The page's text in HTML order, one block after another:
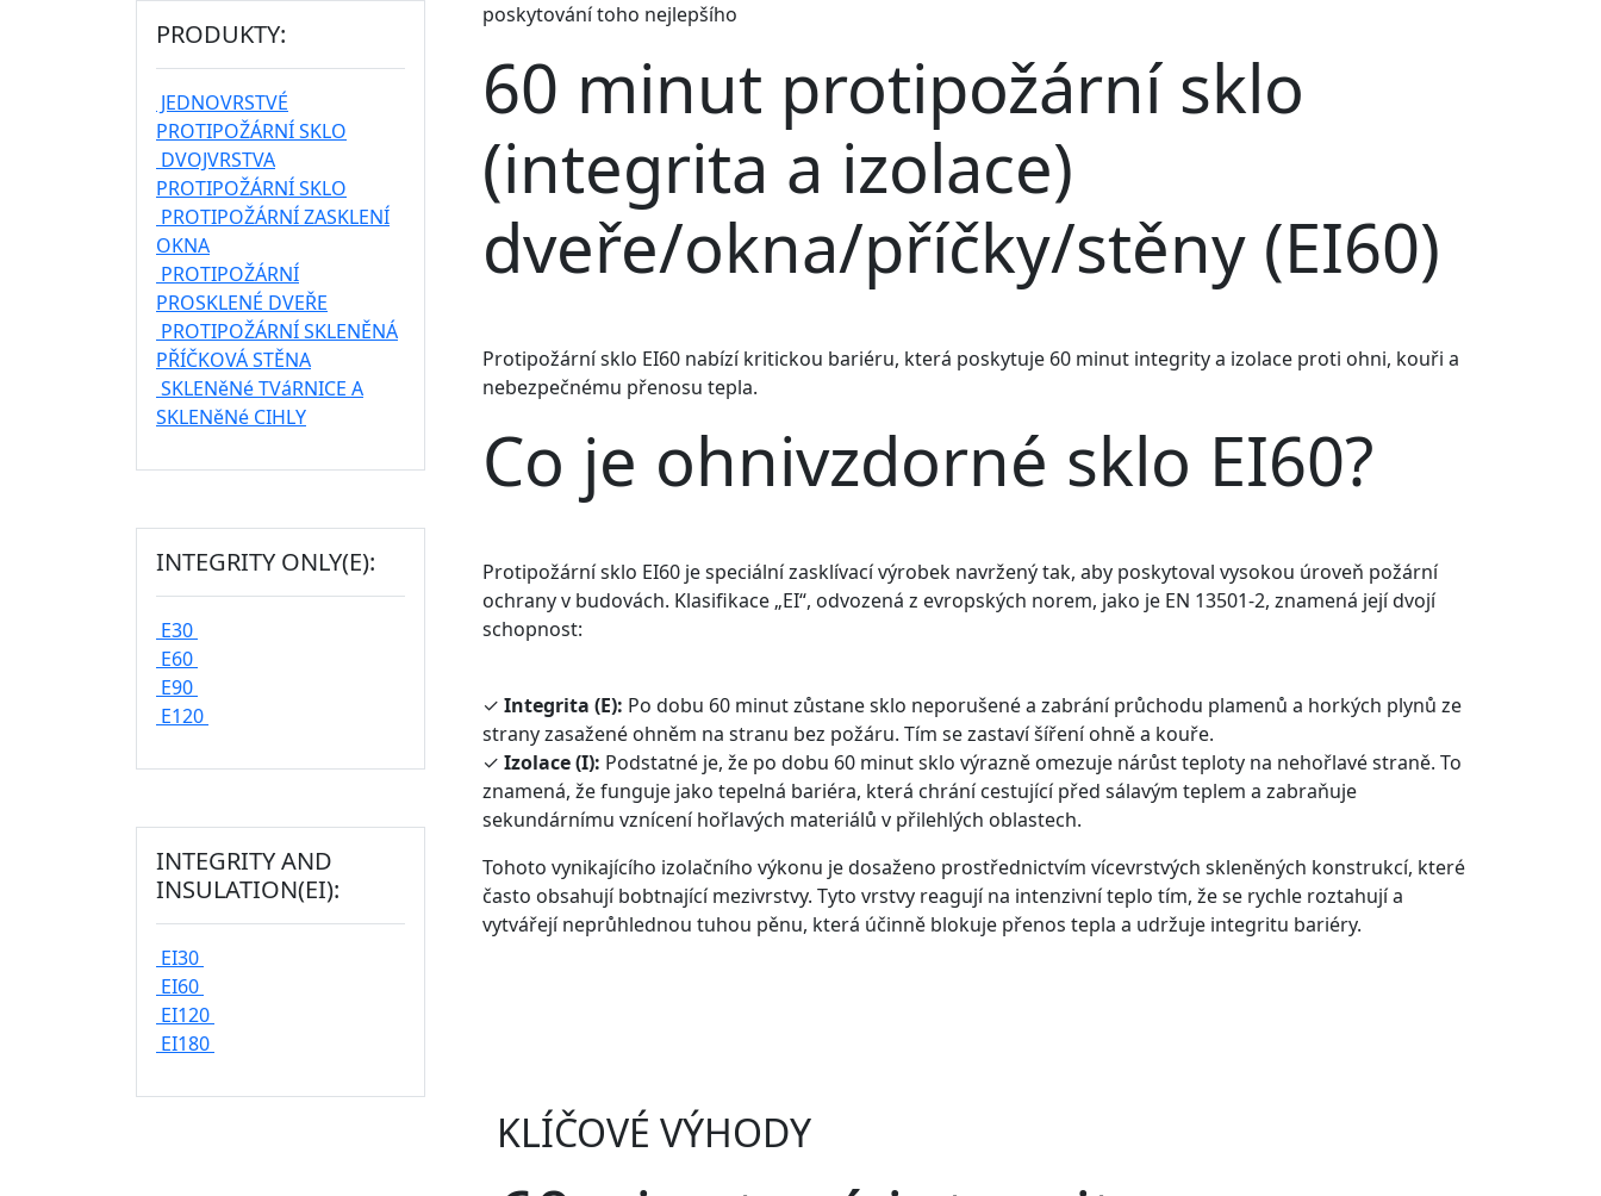
poskytování toho nejlepšího
60 minut protipožární sklo
(integrita a izolace)
dveře/okna/příčky/stěny (EI60)
Protipožární sklo EI60 nabízí kritickou bariéru, která poskytuje 60 minut integrity a izolace proti ohni, kouři a
nebezpečnému přenosu tepla.
Co je ohnivzdorné sklo EI60?
Protipožární sklo EI60 je speciální zasklívací výrobek navržený tak, aby poskytoval vysokou úroveň požární
ochrany v budovách. Klasifikace „EI“, odvozená z evropských norem, jako je EN 13501-2, znamená její dvojí
schopnost:
✓ Integrita (E): Po dobu 60 minut zůstane sklo neporušené a zabrání průchodu plamenů a horkých plynů ze
strany zasažené ohněm na stranu bez požáru. Tím se zastaví šíření ohně a kouře.
✓ Izolace (I): Podstatné je, že po dobu 60 minut sklo výrazně omezuje nárůst teploty na nehořlavé straně. To
znamená, že funguje jako tepelná bariéra, která chrání cestující před sálavým teplem a zabraňuje
sekundárnímu vznícení hořlavých materiálů v přilehlých oblastech.
Tohoto vynikajícího izolačního výkonu je dosaženo prostřednictvím vícevrstvých skleněných konstrukcí, které
často obsahují bobtnající mezivrstvy. Tyto vrstvy reagují na intenzivní teplo tím, že se rychle roztahují a
vytvářejí neprůhlednou tuhou pěnu, která účinně blokuje přenos tepla a udržuje integritu bariéry.
KLÍČOVÉ VÝHODY
PRODUKTY:
JEDNOVRSTVÉ
PROTIPOŽÁRNÍ SKLO
DVOJVRSTVA
PROTIPOŽÁRNÍ SKLO
PROTIPOŽÁRNÍ ZASKLENÍ
OKNA
PROTIPOŽÁRNÍ
PROSKLENÉ DVEŘE
PROTIPOŽÁRNÍ SKLENĚNÁ
PŘÍČKOVÁ STĚNA
SKLENěNé TVáRNICE A
SKLENěNé CIHLY
INTEGRITY ONLY(E):
E30
E60
E90
E120
INTEGRITY AND
INSULATION(EI):
EI30
EI60
EI120
EI180